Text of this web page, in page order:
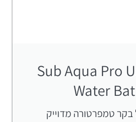
Sub Aqua Pro
Water
טמפרטורה מדוייק